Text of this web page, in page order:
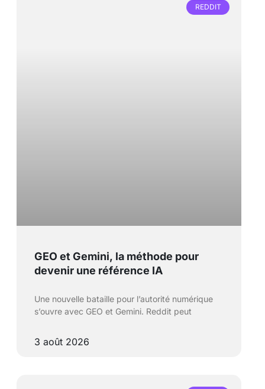
REDDIT
GEO et Gemini, la méthode pour
devenir une référence IA
Une nouvelle bataille pour l’autorité numérique
s’ouvre avec GEO et Gemini. Reddit peut
3 août 2026